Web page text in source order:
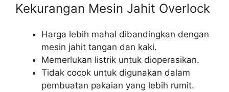
Kekurangan Mesin Jahit Overlock
Harga lebih mahal dibandingkan dengan
mesin jahit tangan dan kaki.
Memerlukan listrik untuk dioperasikan.
Tidak cocok untuk digunakan dalam
pembuatan pakaian yang lebih rumit.